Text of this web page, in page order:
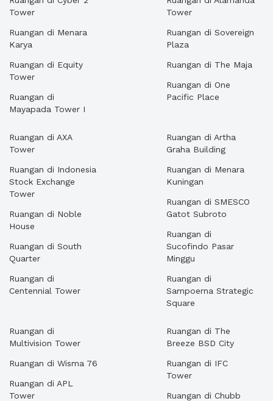
Tower
Ruangan di Menara
Karya
Ruangan di Equity
Tower
Ruangan di
Mayapada Tower I
Tower
Ruangan di Sovereign
Plaza
Ruangan di The Maja
Ruangan di One
Pacific Place
Ruangan di AXA
Tower
Ruangan di Indonesia
Stock Exchange
Tower
Ruangan di Noble
House
Ruangan di South
Quarter
Ruangan di
Centennial Tower
Ruangan di Artha
Graha Building
Ruangan di Menara
Kuningan
Ruangan di SMESCO
Gatot Subroto
Ruangan di
Sucofindo Pasar
Minggu
Ruangan di
Sampoerna Strategic
Square
Ruangan di
Multivision Tower
Ruangan di Wisma 76
Ruangan di APL
Tower
Ruangan di The
Breeze BSD City
Ruangan di IFC
Tower
Ruangan di Chubb